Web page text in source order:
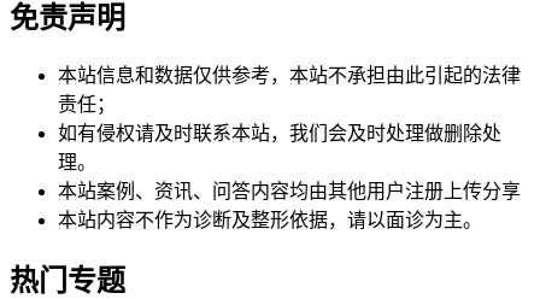
免责声明
本站信息和数据仅供参考，本站不承担由此引起的法律
责任；
如有侵权请及时联系本站，我们会及时处理做删除处
理。
本站案例、资讯、问答内容均由其他用户注册上传分享
本站内容不作为诊断及整形依据，请以面诊为主。
热门专题